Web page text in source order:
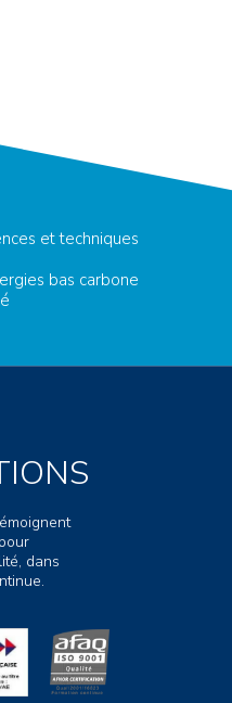
et techniques
bas carbone
dans